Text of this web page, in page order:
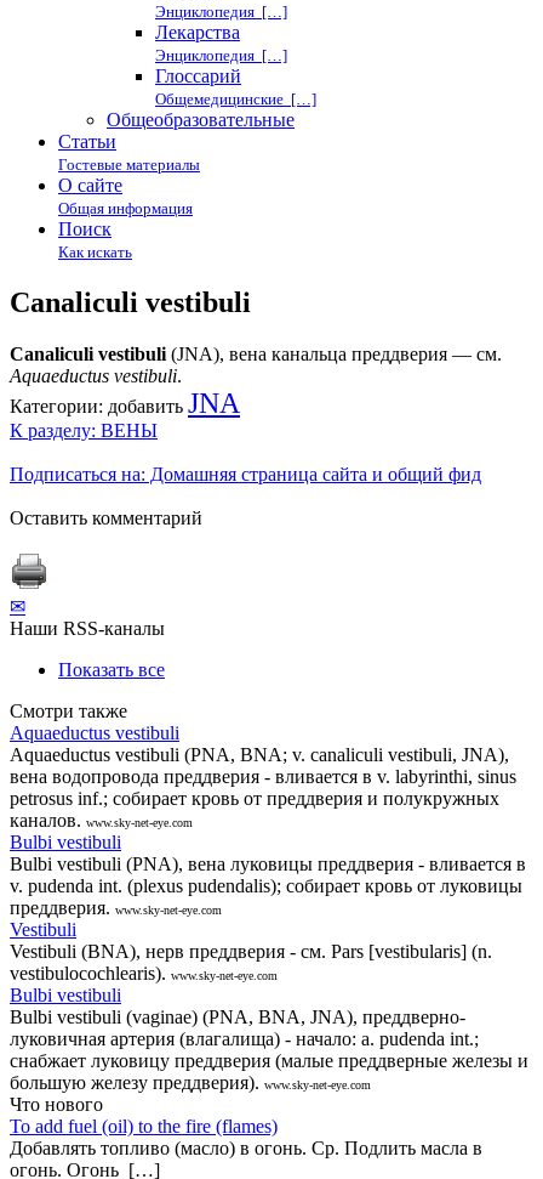
Энциклопедия […]
Лекарства
Энциклопедия […]
Глоссарий
Общемедицинские […]
Общеобразовательные
Статьи
Гостевые материалы
О сайте
Общая информация
Поиск
Как искать
Canaliculi vestibuli
Canaliculi vestibuli (JNA), вена канальца преддверия — см.
Aquaeductus vestibuli.
Категории: добавить JNA
К разделу: ВЕНЫ
Подписаться на: Домашняя страница сайта и общий фид
Оставить комментарий
✉
Наши RSS-каналы
Показать все
Смотри также
Aquaeductus vestibuli
Aquaeductus vestibuli (PNA, BNA; v. canaliculi vestibuli, JNA),
вена водопровода преддверия - вливается в v. labyrinthi, sinus
petrosus inf.; собирает кровь от преддверия и полукружных
каналов. www.sky-net-eye.com
Bulbi vestibuli
Bulbi vestibuli (PNA), вена луковицы преддверия - вливается в
v. pudenda int. (plexus pudendalis); собирает кровь от луковицы
преддверия. www.sky-net-eye.com
Vestibuli
Vestibuli (BNA), нерв преддверия - см. Pars [vestibularis] (n.
vestibulocochlearis). www.sky-net-eye.com
Bulbi vestibuli
Bulbi vestibuli (vaginae) (PNA, BNA, JNA), преддверно-
луковичная артерия (влагалища) - начало: а. pudenda int.;
снабжает луковицу преддверия (малые преддверные железы и
большую железу преддверия). www.sky-net-eye.com
Что нового
То add fuel (oil) to the fire (flames)
Добавлять топливо (масло) в огонь. Ср. Подлить масла в
огонь. Огонь […]